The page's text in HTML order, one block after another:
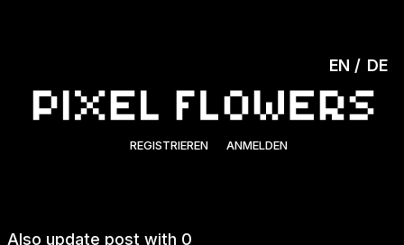
REGISTRIEREN ANMELDEN
EN DE
Also update post with 0